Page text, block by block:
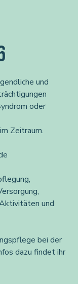
und
oder
Zeitraum.
und
bei der
dazu findet ihr